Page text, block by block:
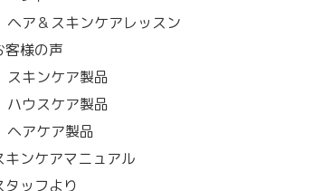
ヘア＆スキンケアレッスン
客様の声
スキンケア製品
ハウスケア製品
ヘアケア製品
キンケアマニュアル
タッフより